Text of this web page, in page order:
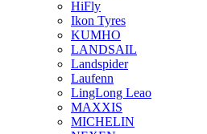
HiFly
Ikon Tyres
KUMHO
LANDSAIL
Landspider
Laufenn
LingLong Leao
MAXXIS
MICHELIN